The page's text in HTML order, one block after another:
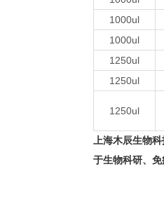
1000ul
1000ul
1250ul
1250ul
1250ul
上海木辰生物
于生物科研、